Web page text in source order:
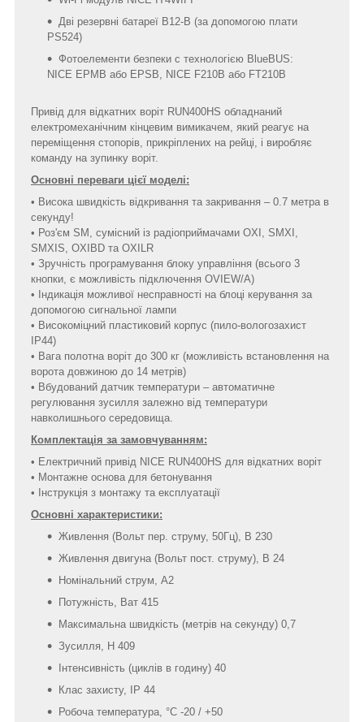
Дві резервні батареї B12-B (за допомогою плати
PS524)
Фотоелементи безпеки c технологією BlueBUS:
NICE EPMB або EPSB, NICE F210B або FT210B
Привід для відкатних воріт RUN400HS обладнаний
електромеханічним кінцевим вимикачем, який реагує на
переміщення стопорів, прикріплених на рейці, і виробляє
команду на зупинку воріт.
Основні переваги цієї моделі:
• Висока швидкість відкривання та закривання – 0.7 метра в
секунду!
• Роз'єм SM, сумісний із радіоприймачами OXI, SMXI,
SMXIS, OXIBD та OXILR
• Зручність програмування блоку управління (всього 3
кнопки, є можливість підключення OVIEW/A)
• Індикація можливої несправності на блоці керування за
допомогою сигнальної лампи
• Високоміцний пластиковий корпус (пило-вологозахист
IP44)
• Вага полотна воріт до 300 кг (можливість встановлення на
ворота довжиною до 14 метрів)
• Вбудований датчик температури – автоматичне
регулювання зусилля залежно від температури
навколишнього середовища.
Комплектація за замовчуванням:
• Електричний привід NICE RUN400HS для відкатних воріт
• Монтажне основа для бетонування
• Інструкція з монтажу та експлуатації
Основні характеристики:
Живлення (Вольт пер. струму, 50Гц), В 230
Живлення двигуна (Вольт пост. струму), В 24
Номінальний струм, А2
Потужність, Ват 415
Максимальна швидкість (метрів на секунду) 0,7
Зусилля, Н 409
Інтенсивність (циклів в годину) 40
Клас захисту, IP 44
Робоча температура, °С -20 / +50